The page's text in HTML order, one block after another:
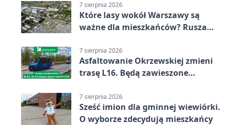
7 sierpnia 2026
Które lasy wokół Warszawy są
ważne dla mieszkańców? Rusza
7 sierpnia 2026
Asfaltowanie Okrzewskiej zmieni
trasę L16. Będą zawieszone
7 sierpnia 2026
Sześć imion dla gminnej wiewiórki.
O wyborze zdecydują mieszkańcy